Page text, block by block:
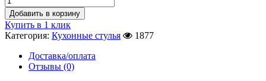
Добавить в корзину
Купить в 1 клик
Категория: Кухонные стулья
1877
Доставка/оплата
Отзывы (0)